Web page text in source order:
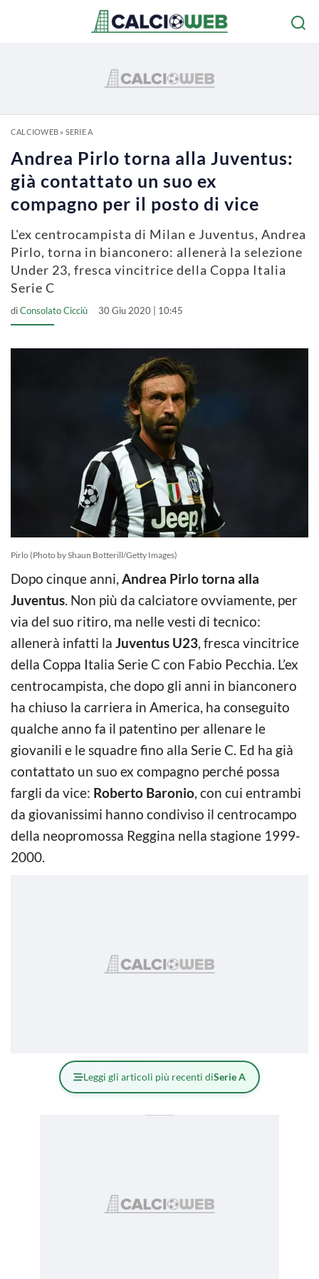
CALCIOWEB» SERIE A
Andrea Pirlo torna alla Juventus:
già contattato un suo ex
compagno per il posto di vice
L'ex centrocampista di Milan e Juventus, Andrea
Pirlo, torna in bianconero: allenerà la selezione
Under 23, fresca vincitrice della Coppa Italia
Serie C
diConsolato Cicciù 30 Giu 2020 | 10:45
Pirlo (Photo by Shaun Botterill/Getty Images)
Dopo cinque anni, Andrea Pirlo torna alla
Juventus. Non più da calciatore ovviamente, per
via del suo ritiro, ma nelle vesti di tecnico:
allenerà infatti la Juventus U23, fresca vincitrice
della Coppa Italia Serie C con Fabio Pecchia. L’ex
centrocampista, che dopo gli anni in bianconero
ha chiuso la carriera in America, ha conseguito
qualche anno fa il patentino per allenare le
giovanili e le squadre fino alla Serie C. Ed ha già
contattato un suo ex compagno perché possa
fargli da vice: Roberto Baronio, con cui entrambi
da giovanissimi hanno condiviso il centrocampo
della neopromossa Reggina nella stagione 1999-
2000.
Leggi gli articoli più recenti diSerie A